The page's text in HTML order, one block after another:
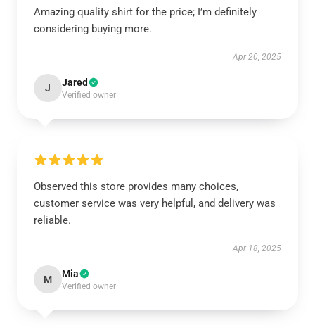
Amazing quality shirt for the price; I’m definitely
considering buying more.
Apr 20, 2025
J Jared
Verified owner
Observed this store provides many choices,
customer service was very helpful, and delivery was
reliable.
Apr 18, 2025
M Mia
Verified owner